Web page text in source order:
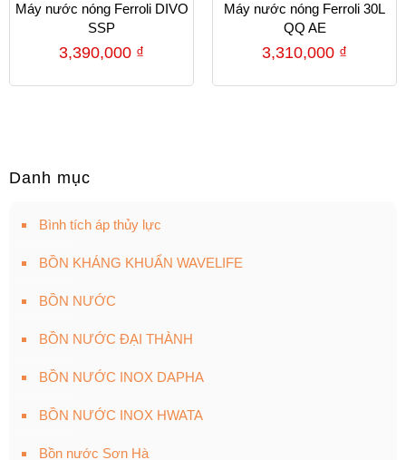
Máy nước nóng Ferroli DIVO
SSP
3,390,000 ₫
Máy nước nóng Ferroli 30L
QQ AE
3,310,000 ₫
Danh mục
Bình tích áp thủy lực
BỒN KHÁNG KHUẨN WAVELIFE
BỒN NƯỚC
BỒN NƯỚC ĐẠI THÀNH
BỒN NƯỚC INOX DAPHA
BỒN NƯỚC INOX HWATA
Bồn nước Sơn Hà